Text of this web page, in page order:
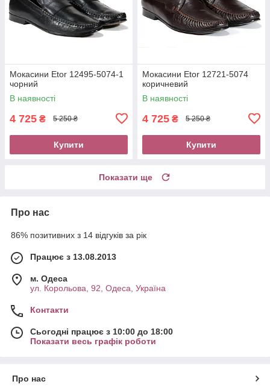
Мокасини Etor 12495-5074-1
чорний
В наявності
4 725 ₴ 5 250 ₴
Купити
Мокасини Etor 12721-5074
коричневий
В наявності
4 725 ₴ 5 250 ₴
Купити
Показати ще
Про нас
86% позитивних з 14 відгуків за рік
Працює з 13.08.2013
м. Одеса
ул. Корольова, 92, Одеса, Україна
Контакти
Сьогодні працює з 10:00 до 18:00
Показати весь графік роботи
Про нас